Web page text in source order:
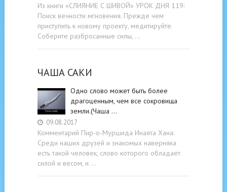
Из книги «СЛИЯНИЕ С ШИВОЙ» УРОК ДНЯ 119:
Поиск вечности мгновения. Прежде чем
приступить к новому проекту, медитируйте.
Соберите разбросанные силы, …
ЧАША САКИ
Одно слово может быть более
драгоценным, чем все сокровища
земли.(Чаша …
09.08.2017
Комментарий Пир-о-Муршида Инаята Хана:
Среди наших друзей и знакомых наверняка
есть такой человек, слово которого обладает
силой и весом, и …